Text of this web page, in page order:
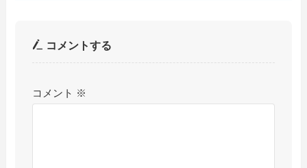
コメントする
コメント ※